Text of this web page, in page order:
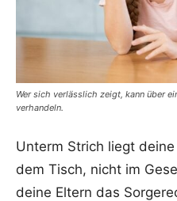
Wer sich verlässlich zeigt, kann über
verhandeln.
Unterm Strich liegt
dem Tisch, nicht im
deine Eltern das